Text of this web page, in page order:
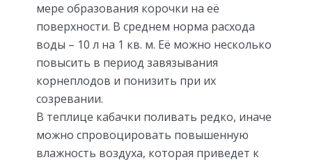
мере образования корочки на её
поверхности. В среднем норма расхода
воды – 10 л на 1 кв. м. Её можно несколько
повысить в период завязывания
корнеплодов и понизить при их
созревании.
В теплице кабачки поливать редко, иначе
можно спровоцировать повышенную
влажность воздуха, которая приведет к